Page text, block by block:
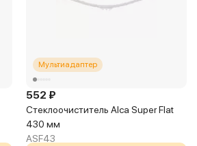
Мультиадаптер
552 ₽
Стеклоочиститель Alca Super Flat
430 мм
ASF43